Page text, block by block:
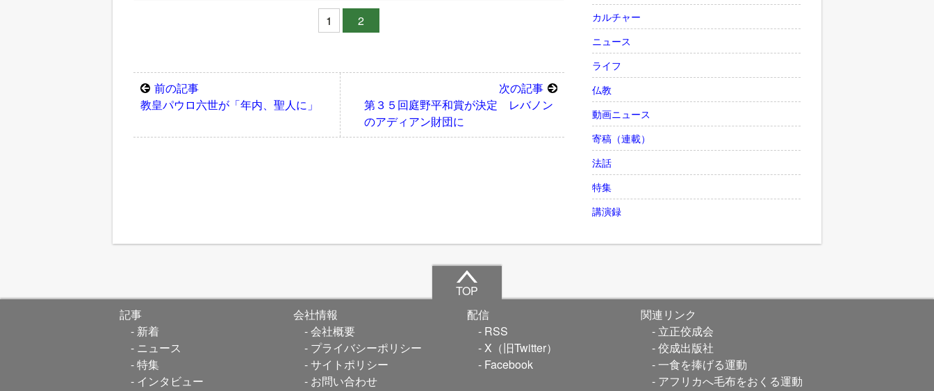
1 2
前の記事
教皇パウロ六世が「年内、聖人に」
次の記事
第３５回庭野平和賞が決定 レバノン
のアディアン財団に
カルチャー
ニュース
ライフ
仏教
動画ニュース
寄稿（連載）
法話
特集
講演録
TOP
記事
新着
ニュース
特集
インタビュー
会社情報
会社概要
プライバシーポリシー
サイトポリシー
お問い合わせ
配信
RSS
X（旧Twitter）
Facebook
関連リンク
立正佼成会
佼成出版社
一食を捧げる運動
アフリカへ毛布をおくる運動